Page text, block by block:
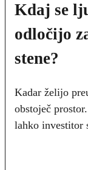
Kdaj se
odločijo
stene?
Kadar želijo
obstoječ
lahko investitor